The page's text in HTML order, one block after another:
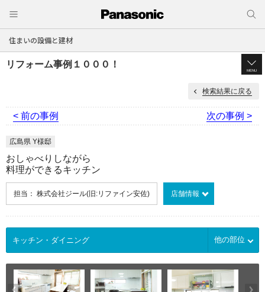
住まいの設備と建材
リフォーム事例１０００！
MENU
検索結果に戻る
< 前の事例 次の事例 >
広島県 Y様邸
おしゃべりしながら
料理ができるキッチン
担当： 株式会社ジール(旧:リファイン安佐) 店舗情報
他の部位